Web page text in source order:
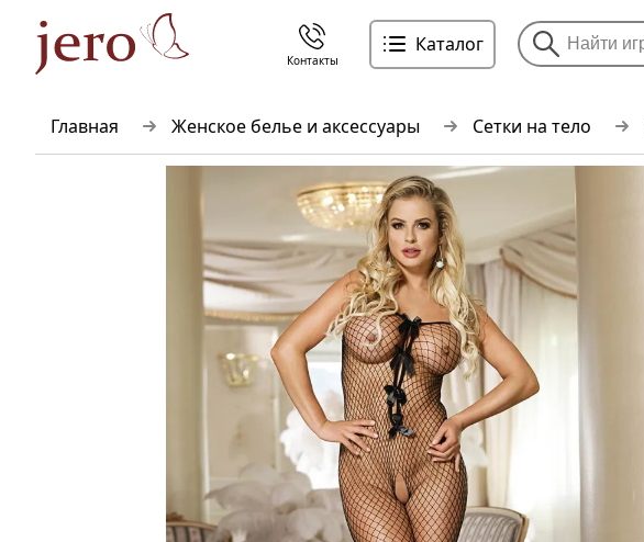
Главная Женское белье и аксессуары Cетки на тело
Контакты
Каталог